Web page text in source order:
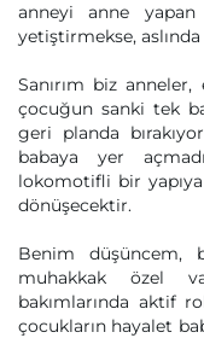
anneyi anne yapan
yetiştirmekse,
Sanırım biz
çocuğun sanki tek
geri planda
babaya yer
lokomotifli bir
dönüşecektir.
Benim düşüncem,
muhakkak özel
bakımlarında aktif
çocukların hayalet